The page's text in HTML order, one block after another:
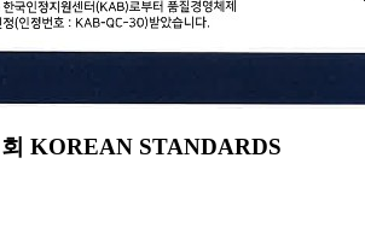
KOREAN STANDARDS